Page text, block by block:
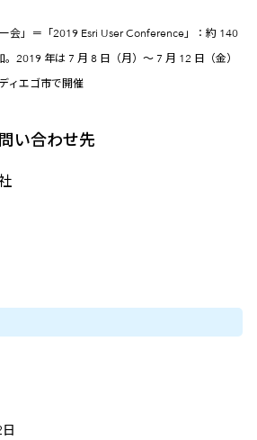
」＝「2019 Esri User Conference」：約 140
2019 年は 7 月 8 日（月）～ 7 月 12 日（金）
ィエゴ市で開催
い合わせ先